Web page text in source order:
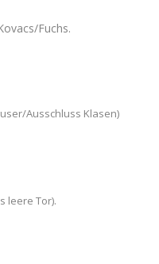
Fuchs.
Ausschluss Klasen)
leere Tor).